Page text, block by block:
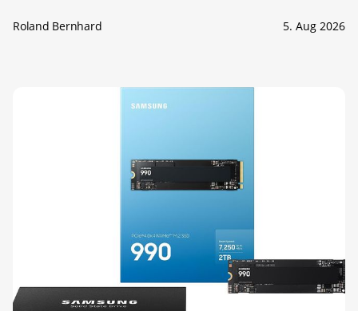
Roland Bernhard 5. Aug 2026